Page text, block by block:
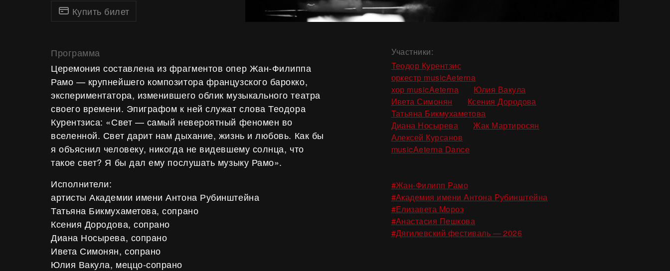
Купить билет
Программа
Церемония составлена из фрагментов опер Жан-Филиппа
Рамо — крупнейшего композитора французского барокко,
экспериментатора, изменившего облик музыкального театра
своего времени. Эпиграфом к ней служат слова Теодора
Курентзиса: «Свет — самый невероятный феномен во
вселенной. Свет дарит нам дыхание, жизнь и любовь. Как бы
я объяснил человеку, никогда не видевшему солнца, что
такое свет? Я бы дал ему послушать музыку Рамо».
Исполнители:
артисты Академии имени Антона Рубинштейна
Татьяна Бикмухаметова, сопрано
Ксения Дородова, сопрано
Диана Носырева, сопрано
Ивета Симонян, сопрано
Юлия Вакула, меццо-сопрано
Участники:
Теодор Курентзис
оркестр musicAeterna
хор musicAeterna
,Юлия Вакула
Ивета Симонян
,Ксения Дородова
Татьяна Бикмухаметова
Диана Носырева
,
Жак Мартиросян
Алексей Курсанов
musicAeterna Dance
#Жан-Филипп Рамо
#Академия имени Антона Рубинштейна
#Елизавета Мороз
#Анастасия Пешкова
#Дягилевский фестиваль — 2026